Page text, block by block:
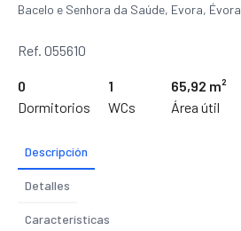
Bacelo e Senhora da Saúde, Evora, Évora
Ref. 055610
0
Dormitorios
1
WCs
65,92 m²
Área útil
Descripción
Detalles
Características